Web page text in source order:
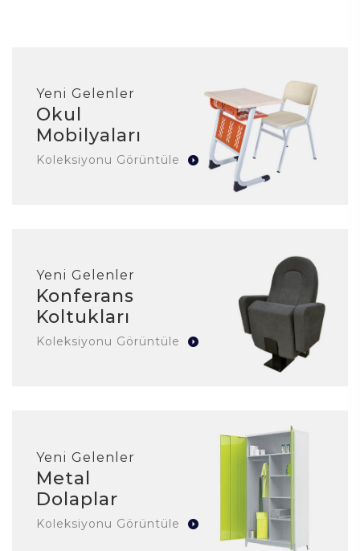
Yeni Gelenler
Okul
Mobilyaları
Koleksiyonu Görüntüle
Yeni Gelenler
Konferans
Koltukları
Koleksiyonu Görüntüle
Yeni Gelenler
Metal
Dolaplar
Koleksiyonu Görüntüle